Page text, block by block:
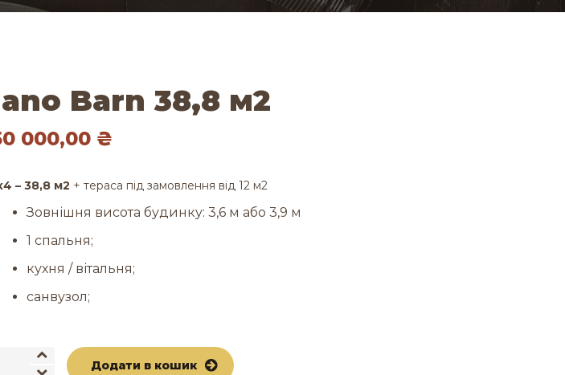
Barn 38,8 м2
000,00 ₴
– 38,8 м2 + тераса під замовлення від 12 м2
Зовнішня висота будинку: 3,6 м або 3,9 м
1 спальня;
кухня / вітальня;
санвузол;
Додати в кошик